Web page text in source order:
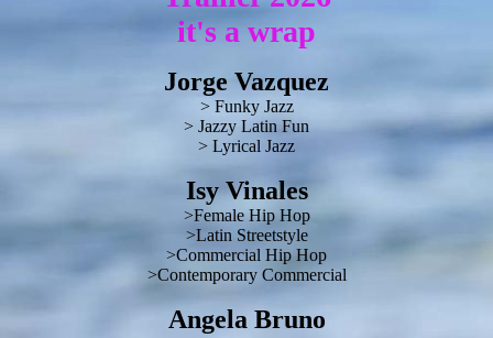
it's a wrap
Jorge Vazquez
> Funky Jazz
> Jazzy Latin Fun
> Lyrical Jazz
Isy Vinales
>Female Hip Hop
>Latin Streetstyle
>Commercial Hip Hop
>Contemporary Commercial
Angela Bruno